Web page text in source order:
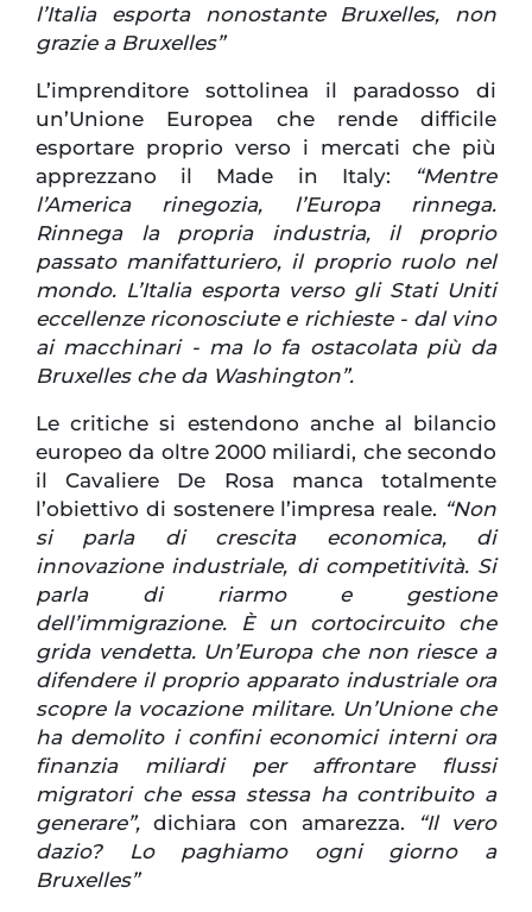
l’Italia esporta nonostante Bruxelles, non
grazie a Bruxelles”
L’imprenditore sottolinea il paradosso di
un’Unione Europea che rende difficile
esportare proprio verso i mercati che più
apprezzano il Made in Italy:
“Mentre
l’America rinegozia, l’Europa rinnega.
Rinnega la propria industria, il proprio
passato manifatturiero, il proprio ruolo nel
mondo. L’Italia esporta verso gli Stati Uniti
eccellenze riconosciute e richieste - dal vino
ai macchinari - ma lo fa ostacolata più da
Bruxelles che da Washington”.
Le critiche si estendono anche al bilancio
europeo da oltre 2000 miliardi, che secondo
il Cavaliere De Rosa manca totalmente
l’obiettivo di sostenere l’impresa reale. “Non
si parla di crescita economica, di
innovazione industriale, di competitività. Si
parla di riarmo e gestione
dell’immigrazione. È un cortocircuito che
grida vendetta. Un’Europa che non riesce a
difendere il proprio apparato industriale ora
scopre la vocazione militare. Un’Unione che
ha demolito i confini economici interni ora
finanzia miliardi per affrontare flussi
migratori che essa stessa ha contribuito a
generare”, dichiara con amarezza. “Il vero
dazio? Lo paghiamo ogni giorno a
Bruxelles”